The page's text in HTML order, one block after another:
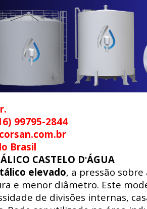
99795-2844
Brasil
CASTELO D'ÁGUA
elevado, a pressão
e menor diâmetro. Este
de divisões internas,